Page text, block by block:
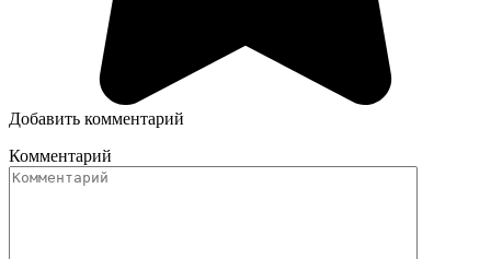
Добавить комментарий
Комментарий